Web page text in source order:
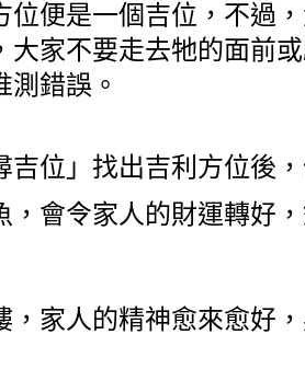
位便是一個吉位，不過
大家不要走去牠的面前
測錯誤。
吉位」找出吉利方位後
，會令家人的財運轉好
，家人的精神愈來愈好